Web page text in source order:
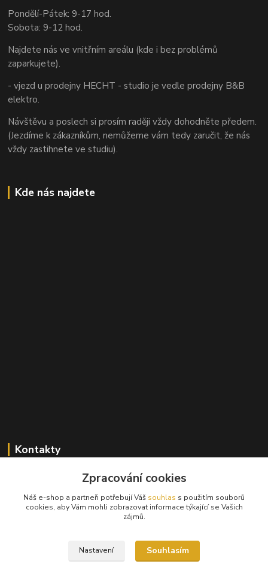
Pondělí-Pátek: 9-17 hod.
Sobota: 9-12 hod.
Najdete nás ve vnitřním areálu (kde i bez problémů
zaparkujete).
- vjezd u prodejny HECHT - studio je vedle prodejny B&B
elektro.
Návštěvu a poslech si prosím raději vždy dohodněte předem.
(Jezdíme k zákazníkům, nemůžeme vám tedy zaručit, že nás
vždy zastihnete ve studiu).
Kde nás najdete
Kontakty
+420 603 824 940
info@hifibazar.online
Zpracování cookies
Náš e-shop a partneři potřebují Váš souhlas s použitím souborů
cookies, aby Vám mohli zobrazovat informace týkající se Vašich
zájmů.
Nastavení Souhlasím